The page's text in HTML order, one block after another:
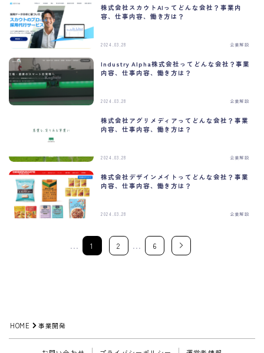
株式会社スカウトAIってどんな会社？事業内
容、仕事内容、働き方は？
2024.03.28 企業解説
Industry Alpha株式会社ってどんな会社？事業
内容、仕事内容、働き方は？
2024.03.28 企業解説
株式会社アグリメディアってどんな会社？事業
内容、仕事内容、働き方は？
2024.03.28 企業解説
株式会社デザインメイトってどんな会社？事業
内容、仕事内容、働き方は？
2024.03.28 企業解説
… 1 2 … 6
HOME 事業開発